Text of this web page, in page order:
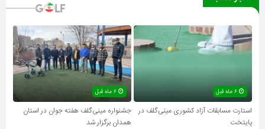
۶ ماه قبل
استارت مسابقات آزاد کشوری مینی‌گلف در
پایتخت
جشنواره مینی‌گلف هفته جوان در استان
همدان برگزار شد